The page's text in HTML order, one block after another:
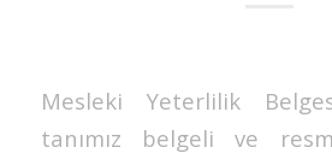
Mesleki Yeterlilik
tanımız belgeli ve